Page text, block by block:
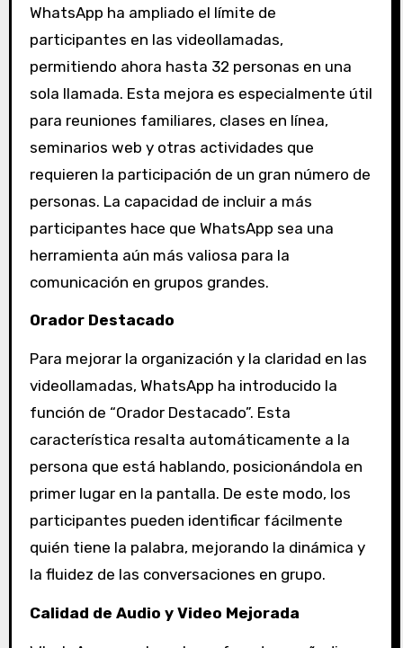
WhatsApp ha ampliado el límite de
participantes en las videollamadas,
permitiendo ahora hasta 32 personas en una
sola llamada. Esta mejora es especialmente útil
para reuniones familiares, clases en línea,
seminarios web y otras actividades que
requieren la participación de un gran número de
personas. La capacidad de incluir a más
participantes hace que WhatsApp sea una
herramienta aún más valiosa para la
comunicación en grupos grandes.
Orador Destacado
Para mejorar la organización y la claridad en las
videollamadas, WhatsApp ha introducido la
función de “Orador Destacado”. Esta
característica resalta automáticamente a la
persona que está hablando, posicionándola en
primer lugar en la pantalla. De este modo, los
participantes pueden identificar fácilmente
quién tiene la palabra, mejorando la dinámica y
la fluidez de las conversaciones en grupo.
Calidad de Audio y Video Mejorada